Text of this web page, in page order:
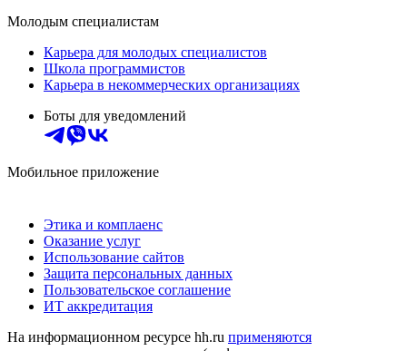
Молодым специалистам
Карьера для молодых специалистов
Школа программистов
Карьера в некоммерческих организациях
Боты для уведомлений
Мобильное приложение
Этика и комплаенс
Оказание услуг
Использование сайтов
Защита персональных данных
Пользовательское соглашение
ИТ аккредитация
На информационном ресурсе hh.ru применяются